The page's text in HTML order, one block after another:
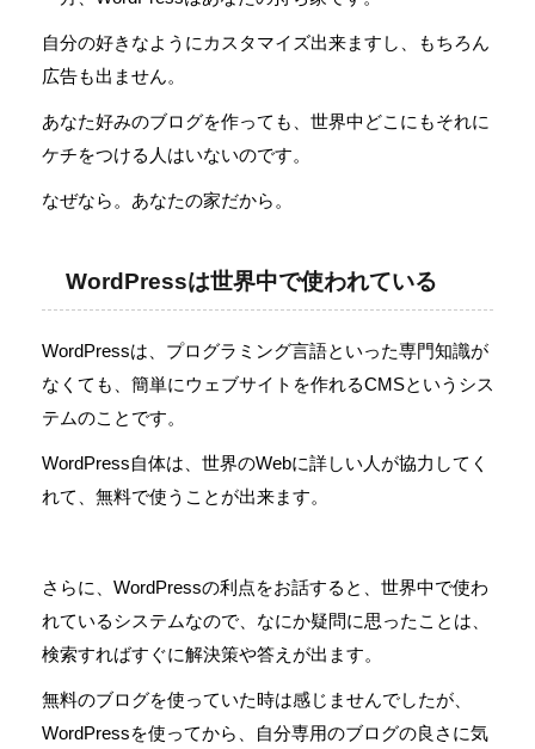
自分の好きなようにカスタマイズ出来ますし、もちろん
広告も出ません。
あなた好みのブログを作っても、世界中どこにもそれに
ケチをつける人はいないのです。
なぜなら。あなたの家だから。
WordPressは世界中で使われている
WordPressは、プログラミング言語といった専門知識が
なくても、簡単にウェブサイトを作れるCMSというシス
テムのことです。
WordPress自体は、世界のWebに詳しい人が協力してく
れて、無料で使うことが出来ます。
さらに、WordPressの利点をお話すると、世界中で使わ
れているシステムなので、なにか疑問に思ったことは、
検索すればすぐに解決策や答えが出ます。
無料のブログを使っていた時は感じませんでしたが、
WordPressを使ってから、自分専用のブログの良さに気